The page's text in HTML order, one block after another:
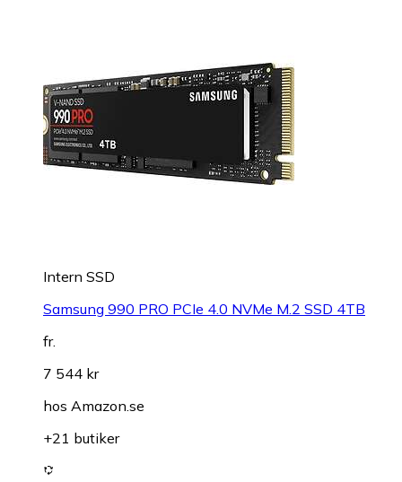
Intern SSD
Samsung 990 PRO PCIe 4.0 NVMe M.2 SSD 4TB
fr.
7 544 kr
hos Amazon.se
+21 butiker